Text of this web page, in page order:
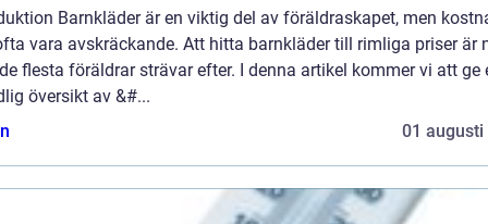
Barnkläder är en viktig del av föräldraskapet, men
vara avskräckande. Att hitta barnkläder till rimliga priser är
flesta föräldrar strävar efter. I denna artikel kommer vi att ge
översikt av &#...
01 augusti